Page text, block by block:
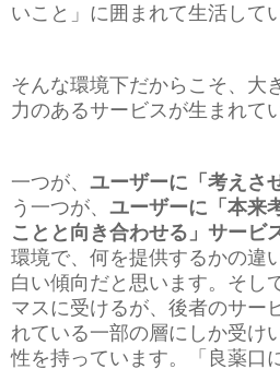
いこと」に囲まれて生活して
そんな環境下だからこそ、大
力のあるサービスが生まれて
一つが、 ユーザーに「考えさ
う一つが、 ユーザーに「本来
ことと向き合わせる」サービ
環境で、何を提供するかの違
白い傾向だと思います。そし
マスに受けるが、後者のサー
れている一部の層にしか受け
性を持っています。「良薬口